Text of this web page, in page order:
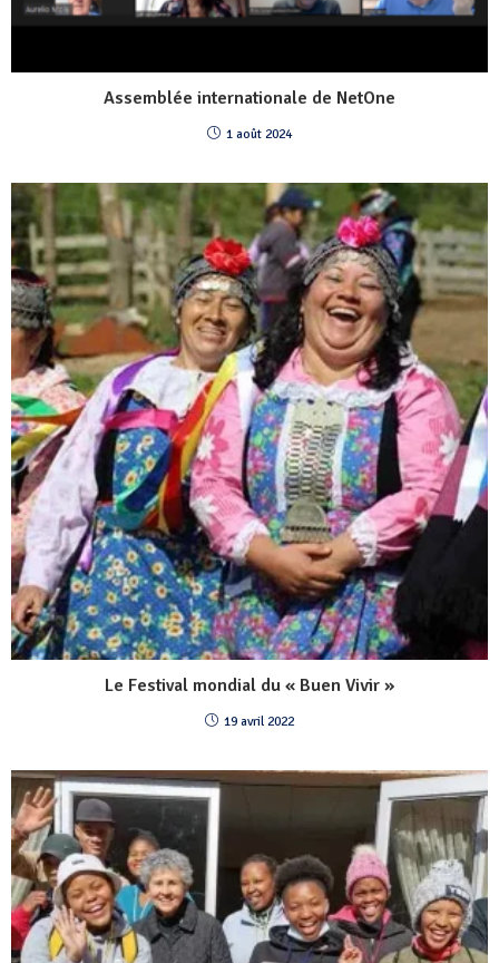
Assemblée internationale de NetOne
1 août 2024
Le Festival mondial du « Buen Vivir »
19 avril 2022